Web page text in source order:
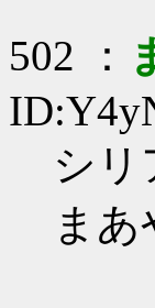
502 ：
シリ
まあ